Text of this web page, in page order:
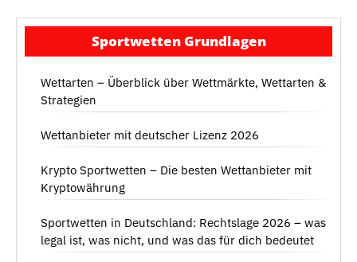
Sportwetten Grundlagen
Wettarten – Überblick über Wettmärkte, Wettarten &
Strategien
Wettanbieter mit deutscher Lizenz 2026
Krypto Sportwetten – Die besten Wettanbieter mit
Kryptowährung
Sportwetten in Deutschland: Rechtslage 2026 – was
legal ist, was nicht, und was das für dich bedeutet